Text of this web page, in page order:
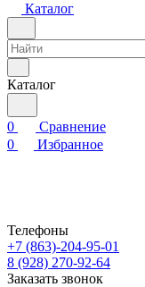
Каталог
Каталог
0
Сравнение
0
Избранное
Телефоны
+7 (863)-204-95-01
8 (928) 270-92-64
Заказать звонок